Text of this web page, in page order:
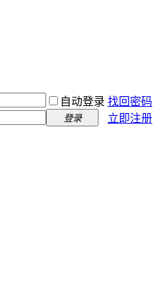
自动登录 找回密码
登录 立即注册